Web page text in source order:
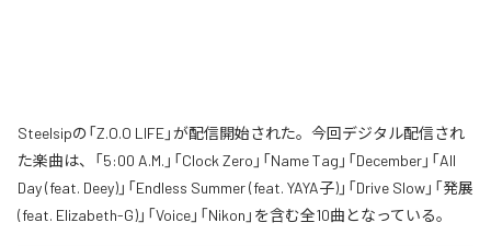
Steelsipの「Z.O.O LIFE」が配信開始された。今回デジタル配信され
た楽曲は、「5:00 A.M.」「Clock Zero」「Name Tag」「December」「All
Day (feat. Deey)」「Endless Summer (feat. YAYA子)」「Drive Slow」「発展
(feat. Elizabeth-G)」「Voice」「Nikon」を含む全10曲となっている。